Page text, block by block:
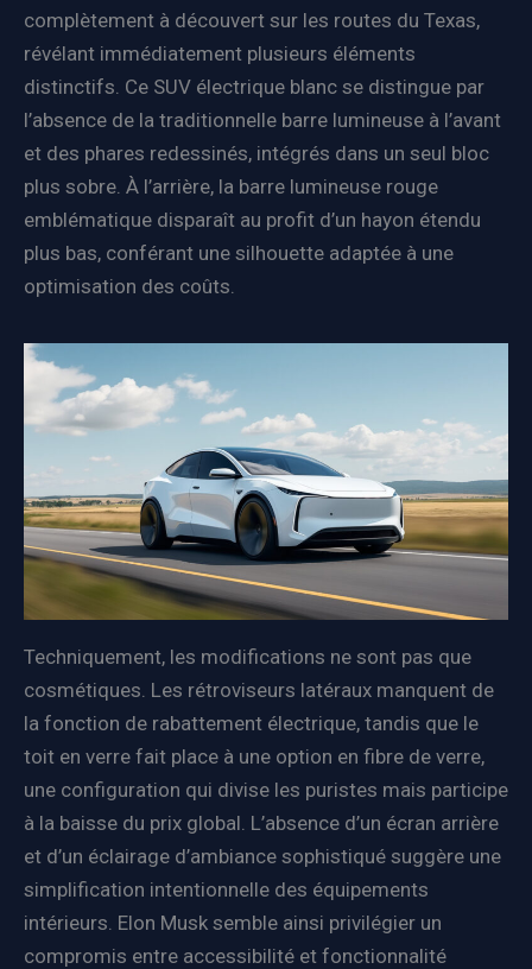
complètement à découvert sur les routes du Texas,
révélant immédiatement plusieurs éléments
distinctifs. Ce SUV électrique blanc se distingue par
l’absence de la traditionnelle barre lumineuse à l’avant
et des phares redessinés, intégrés dans un seul bloc
plus sobre. À l’arrière, la barre lumineuse rouge
emblématique disparaît au profit d’un hayon étendu
plus bas, conférant une silhouette adaptée à une
optimisation des coûts.
Techniquement, les modifications ne sont pas que
cosmétiques. Les rétroviseurs latéraux manquent de
la fonction de rabattement électrique, tandis que le
toit en verre fait place à une option en fibre de verre,
une configuration qui divise les puristes mais participe
à la baisse du prix global. L’absence d’un écran arrière
et d’un éclairage d’ambiance sophistiqué suggère une
simplification intentionnelle des équipements
intérieurs. Elon Musk semble ainsi privilégier un
compromis entre accessibilité et fonctionnalité